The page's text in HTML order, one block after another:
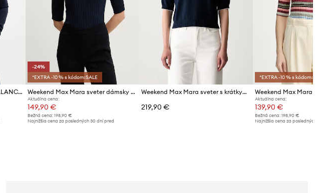
Sveter Weekend Max Mara PALANCA
-24%
*EXTRA -10 % s kódom:SALE
Weekend Max Mara sveter dámsky GUGLIA
Aktuálna cena:
149,90 €
Bežná cena: 198,90 €
Najnižšia cena za posledných 30 dní pred
Weekend Max Mara sveter s krátkym rukávom dámsky s bavlnou WKDFIACRE
219,90 €
*EXTRA -10 % s kódom:SALE
Aktuálna cena:
139,90 €
Bežná cena: 198,90 €
Najnižšia cena za posledných 30 dní